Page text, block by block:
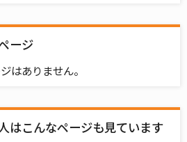
ージ
はありません。
はこんなページも見ています